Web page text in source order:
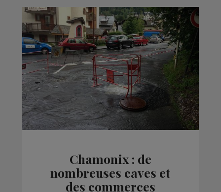
Chamonix : de
nombreuses caves et
des commerces